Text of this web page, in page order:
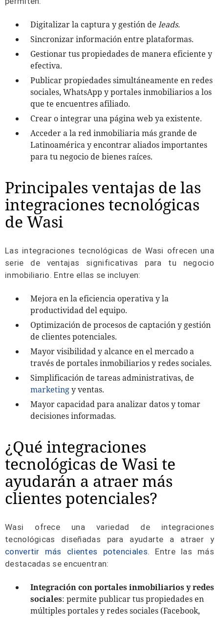
Digitalizar la captura y gestión de leads.
Sincronizar información entre plataformas.
Gestionar tus propiedades de manera eficiente y
efectiva.
Publicar propiedades simultáneamente en redes
sociales, WhatsApp y portales inmobiliarios a los
que te encuentres afiliado.
Crear o integrar una página web ya existente.
Acceder a la red inmobiliaria más grande de
Latinoamérica y encontrar aliados importantes
para tu negocio de bienes raíces.
Principales ventajas de las
integraciones tecnológicas
de Wasi
Las integraciones tecnológicas de Wasi ofrecen una
serie de ventajas significativas para tu negocio
inmobiliario. Entre ellas se incluyen:
Mejora en la eficiencia operativa y la
productividad del equipo.
Optimización de procesos de captación y gestión
de clientes potenciales.
Mayor visibilidad y alcance en el mercado a
través de portales inmobiliarios y redes sociales.
Simplificación de tareas administrativas, de
marketingy ventas.
Mayor capacidad para analizar datos y tomar
decisiones informadas.
¿Qué integraciones
tecnológicas de Wasi te
ayudarán a atraer más
clientes potenciales?
Wasi ofrece una variedad de integraciones
tecnológicas diseñadas para ayudarte a atraer y
convertir más clientes potenciales. Entre las más
destacadas se encuentran:
Integración con portales inmobiliarios y redes
sociales: permite publicar tus propiedades en
múltiples portales y redes sociales (Facebook,